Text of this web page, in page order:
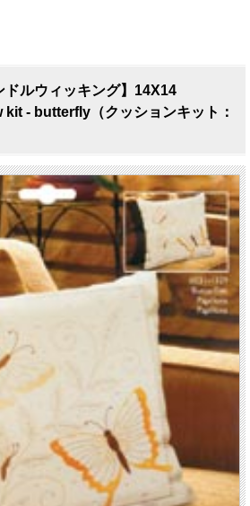
ドルウィッキング】14X14
- butterfly（クッションキット：